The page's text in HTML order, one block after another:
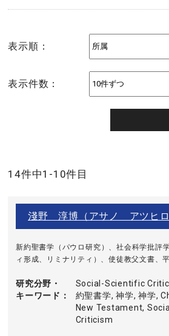
表示順：
表示件数：
14件中1-10件目
淺野 淳博（アサノ アツヒロ
新約聖書学（パウロ研究）、社会科学批評
ィ形成、リミナリティ）、使徒教父文書、
研究分野・
キーワード
Social-Scientific
約聖書学, 神学, 神学,
New Testament,
Criticism